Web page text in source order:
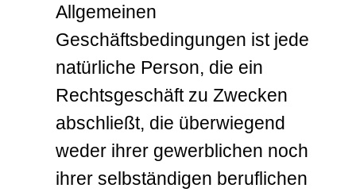
Allgemeinen
Geschäftsbedingungen ist jede
natürliche Person, die ein
Rechtsgeschäft zu Zwecken
abschließt, die überwiegend
weder ihrer gewerblichen noch
ihrer selbständigen beruflichen